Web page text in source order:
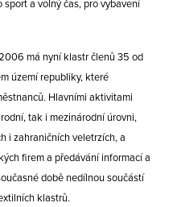
a volný čas, pro vybavení
má nyní klastr členů 35 od
území republiky, které
Hlavními aktivitami
tak i mezinárodní úrovni,
i zahraničních veletrzích, a
firem a předávání informací a
době nedílnou součástí
klastrů.